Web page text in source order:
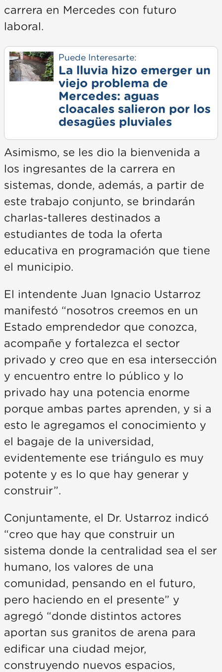
carrera en Mercedes con futuro
laboral.
Puede Interesarte:
La lluvia hizo emerger un
viejo problema de
Mercedes: aguas
cloacales salieron por los
desagües pluviales
Asimismo, se les dio la bienvenida a
los ingresantes de la carrera en
sistemas, donde, además, a partir de
este trabajo conjunto, se brindarán
charlas-talleres destinados a
estudiantes de toda la oferta
educativa en programación que tiene
el municipio.
El intendente Juan Ignacio Ustarroz
manifestó “nosotros creemos en un
Estado emprendedor que conozca,
acompañe y fortalezca el sector
privado y creo que en esa intersección
y encuentro entre lo público y lo
privado hay una potencia enorme
porque ambas partes aprenden, y si a
esto le agregamos el conocimiento y
el bagaje de la universidad,
evidentemente ese triángulo es muy
potente y es lo que hay generar y
construir”.
Conjuntamente, el Dr. Ustarroz indicó
“creo que hay que construir un
sistema donde la centralidad sea el ser
humano, los valores de una
comunidad, pensando en el futuro,
pero haciendo en el presente” y
agregó “donde distintos actores
aportan sus granitos de arena para
edificar una ciudad mejor,
construyendo nuevos espacios,